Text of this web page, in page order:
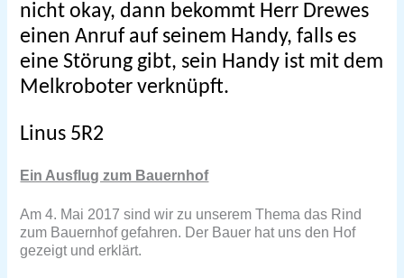
nicht okay, dann bekommt Herr Drewes
einen Anruf auf seinem Handy, falls es
eine Störung gibt, sein Handy ist mit dem
Melkroboter verknüpft.
Linus 5R2
Ein Ausflug zum Bauernhof
Am 4. Mai 2017 sind wir zu unserem Thema das Rind
zum Bauernhof gefahren. Der Bauer hat uns den Hof
gezeigt und erklärt.